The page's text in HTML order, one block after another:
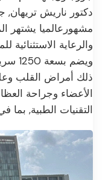
دكتور ناريش تريهان,
مشهورعالميا يشتهر
ذلك أمراض القلب
الأعضاء وجراحة
التقنيات الطبية, بما